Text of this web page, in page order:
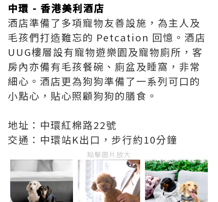
中環 - 香港美利酒店
酒店準備了多項寵物友善設施，為主人及
毛孩們打造難忘的 Petcation 回憶。酒店
UUG樓層設有寵物遊樂園及寵物廁所，客
房內亦備有毛孩餐碗、廁盆及睡窩，非常
細心。酒店更為狗狗準備了一系列可口的
小點心，貼心照顧狗狗的膳食。
地址：中環紅棉路22號
交通：中環站K出口，步行約10分鐘
點擊圖片放大